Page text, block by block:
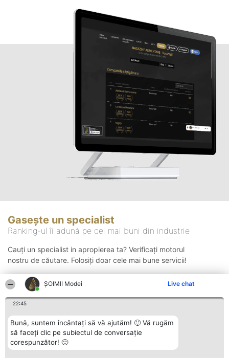
ȘOIMII Modei Live chat
22:45
Bună, suntem încântați să vă ajutăm! 🙂 Vă rugăm
să faceți clic pe subiectul de conversație
corespunzător! 🙂
Gasește un specialist
Ranking-ul îi adună pe cei mai buni din industrie
Cauți un specialist in apropierea ta? Verificați motorul
nostru de căutare. Folosiți doar cele mai bune servicii!